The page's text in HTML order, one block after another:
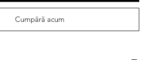
Cumpără acum